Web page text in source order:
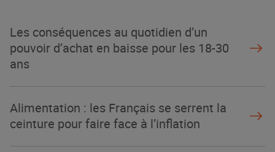
Les conséquences au quotidien d’un
pouvoir d’achat en baisse pour les 18-30
ans
Alimentation : les Français se serrent la
ceinture pour faire face à l’inflation